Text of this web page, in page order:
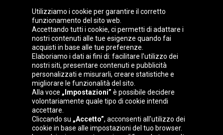
Gruppo Oponeo
Belgique
Česká
republika
Deutschland Éire
España
Utilizziamo i cookie per garantire il corretto
funzionamento del sito web.
Accettando tutti i cookie, ci permetti di adattare i
nostri contenuti alle tue esigenze quando fai
acquisti in base alle tue preferenze.
Elaboriamo i dati ai fini di: facilitare l'utilizzo dei
nostri siti, presentare contenuti e pubblicità
personalizzati e misurarli, creare statistiche e
migliorare le funzionalità del sito.
Alla voce „Impostazioni” è possibile decidere
volontariamente quale tipo di cookie intendi
accettare.
Cliccando su „Accetto”, acconsenti all'utilizzo dei
cookie in base alle impostazioni del tuo browser.